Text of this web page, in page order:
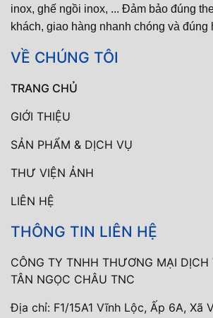
inox, ghế ngồi inox, ... Đảm bảo đúng
khách, giao hàng nhanh chóng và đúng
VỀ CHÚNG TÔI
TRANG CHỦ
GIỚI THIỆU
SẢN PHẨM & DỊCH VỤ
THƯ VIỆN ẢNH
LIÊN HỆ
THÔNG TIN LIÊN HỆ
CÔNG TY TNHH THƯƠNG MẠI DỊCH
TÂN NGỌC CHÂU TNC
Địa chỉ: F1/15A1 Vĩnh Lộc, Ấp 6A, Xã